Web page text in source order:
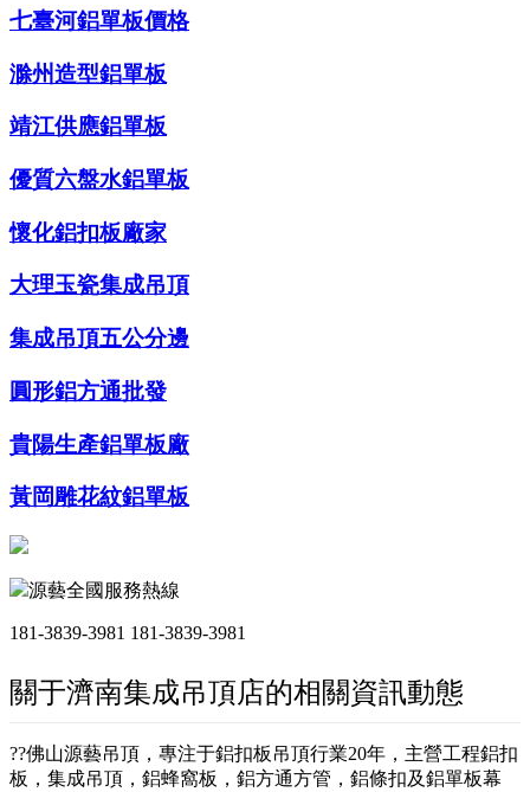
七臺河鋁單板價格
滁州造型鋁單板
靖江供應鋁單板
優質六盤水鋁單板
懷化鋁扣板廠家
大理玉瓷集成吊頂
集成吊頂五公分邊
圓形鋁方通批發
貴陽生產鋁單板廠
黃岡雕花紋鋁單板
源藝全國服務熱線
181-3839-3981 181-3839-3981
關于濟南集成吊頂店的相關資訊動態
??佛山源藝吊頂，專注于鋁扣板吊頂行業20年，主營工程鋁扣
板，集成吊頂，鋁蜂窩板，鋁方通方管，鋁條扣及鋁單板幕